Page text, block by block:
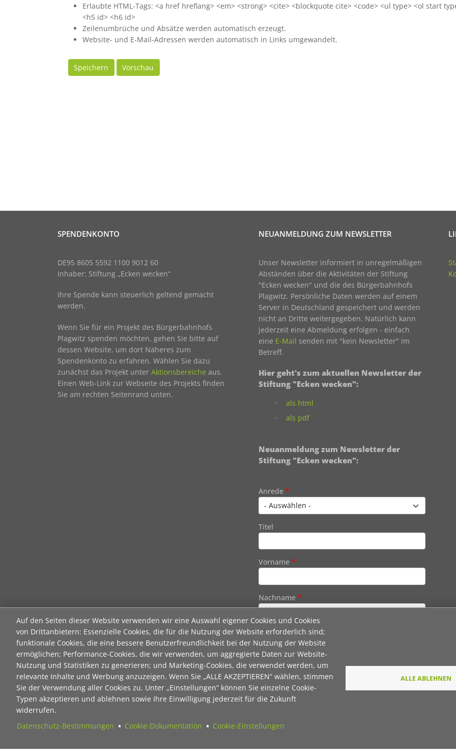
Auf den Seiten dieser Website verwenden wir eine Auswahl eigener Cookies und Cookies
von Drittanbietern: Essenzielle Cookies, die für die Nutzung der Website erforderlich sind;
funktionale Cookies, die eine bessere Benutzerfreundlichkeit bei der Nutzung der Website
ermöglichen; Performance-Cookies, die wir verwenden, um aggregierte Daten zur Website-
Nutzung und Statistiken zu generieren; und Marketing-Cookies, die verwendet werden, um
relevante Inhalte und Werbung anzuzeigen. Wenn Sie „ALLE AKZEPTIEREN“ wählen, stimmen
Sie der Verwendung aller Cookies zu. Unter „Einstellungen“ können Sie einzelne Cookie-
Typen akzeptieren und ablehnen sowie Ihre Einwilligung jederzeit für die Zukunft
widerrufen.
Datenschutz-Bestimmungen
Cookie-Dokumentation Cookie-Einstellungen
ALLE ABLEHNEN
Erlaubte HTML-Tags: <a href hreflang> <em> <strong> <cite> <blockquote cite> <code> <ul type> <ol start
<h5 id> <h6 id>
Zeilenumbrüche und Absätze werden automatisch erzeugt.
Website- und E-Mail-Adressen werden automatisch in Links umgewandelt.
Speichern Vorschau
SPENDENKONTO
DE95 8605 5592 1100 9012 60
Inhaber: Stiftung „Ecken wecken“
Ihre Spende kann steuerlich geltend gemacht
werden.
Wenn Sie für ein Projekt des Bürgerbahnhofs
Plagwitz spenden möchten, gehen Sie bitte auf
dessen Website, um dort Näheres zum
Spendenkonto zu erfahren. Wählen Sie dazu
zunächst das Projekt unter Aktionsbereiche aus.
Einen Web-Link zur Webseite des Projekts finden
Sie am rechten Seitenrand unten.
NEUANMELDUNG ZUM NEWSLETTER
Unser Newsletter informiert in unregelmäßigen
Abständen über die Aktivitäten der Stiftung
"Ecken wecken" und die des Bürgerbahnhofs
Plagwitz. Persönliche Daten werden auf einem
Server in Deutschland gespeichert und werden
nicht an Dritte weitergegeben. Natürlich kann
jederzeit eine Abmeldung erfolgen - einfach
eine E-Mail senden mit "kein Newsletter" im
Betreff.
Hier geht's zum aktuellen Newsletter der
Stiftung "Ecken wecken":
als html
als pdf
Neuanmeldung zum Newsletter der
Stiftung "Ecken wecken":
Anrede
Titel
Vorname
Nachname
E-Mail
Wie dürfen wir Sie in Zukunft ansprechen
Sie
Du
Ihre Daten werden von unserer Stiftung
finden Sie unsereDatenschutzerklärung.